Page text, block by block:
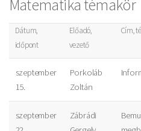
Matematika témakör
Dátum,
időpont
Előadó,
vezető
Cím,
szeptember
15.
Porkoláb
Zoltán
szeptember
Zábrádi